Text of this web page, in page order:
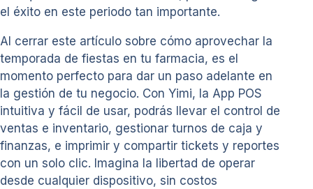
el éxito en este periodo tan importante.
Al cerrar este artículo sobre cómo aprovechar la
temporada de fiestas en tu farmacia, es el
momento perfecto para dar un paso adelante en
la gestión de tu negocio. Con Yimi, la App POS
intuitiva y fácil de usar, podrás llevar el control de
ventas e inventario, gestionar turnos de caja y
finanzas, e imprimir y compartir tickets y reportes
con un solo clic. Imagina la libertad de operar
desde cualquier dispositivo, sin costos